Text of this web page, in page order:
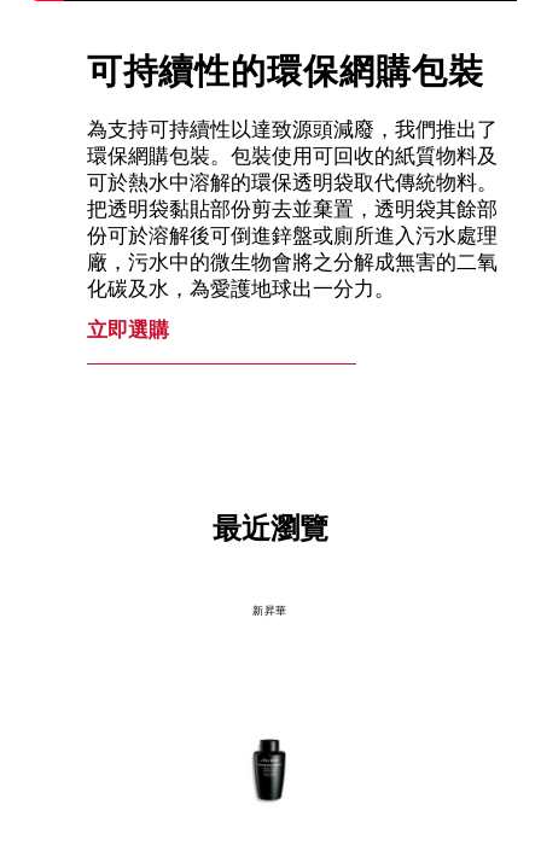
可持續性的環保網購包裝
為支持可持續性以達致源頭減廢，我們推出了
環保網購包裝。包裝使用可回收的紙質物料及
可於熱水中溶解的環保透明袋取代傳統物料。
把透明袋黏貼部份剪去並棄置，透明袋其餘部
份可於溶解後可倒進鋅盤或廁所進入污水處理
廠，污水中的微生物會將之分解成無害的二氧
化碳及水，為愛護地球出一分力。
立即選購
最近瀏覽
新昇華